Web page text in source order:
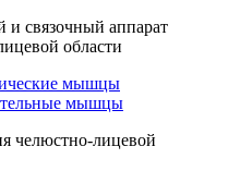
связочный аппарат
области
мышцы
мышцы
челюстно-лицевой